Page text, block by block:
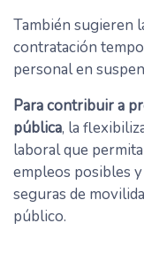
También sugieren
contratación
personal en
Para contribuir a
pública, la
laboral que
empleos posibles
seguras de
público.